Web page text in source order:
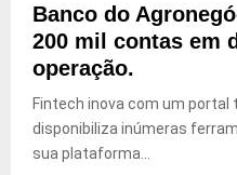
Banco do
200 mil contas em
operação.
Fintech inova com um
disponibiliza inúmeras
sua plataforma...